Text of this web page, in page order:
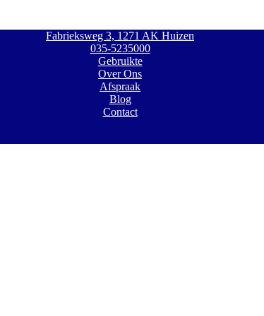
Fabrieksweg 3, 1271 AK Huizen
035-5235000
Gebruikte
Over Ons
Afspraak
Blog
Contact